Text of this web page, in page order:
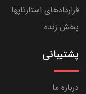
قراردادهای استارتاپها
پخش زنده
پشتیبانی
درباره ما